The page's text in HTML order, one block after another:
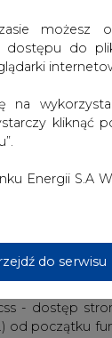
możesz
dostępu do
na
kliknąć
Energii S.A
do serwisu
do innego
rodzaju
że firma
od ręki
sprzedawcy.
na liście
Azotowe
Fenice
spółka,
- dostęp
od początku